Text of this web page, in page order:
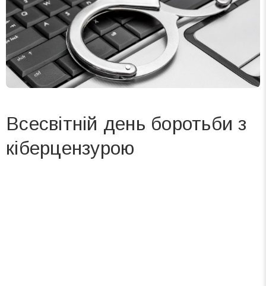
Всесвітній день боротьби з
кіберцензурою